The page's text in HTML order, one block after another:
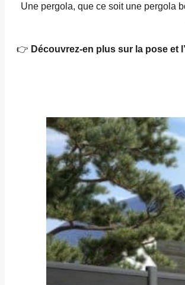
Une pergola, que ce soit une pergola
👉 Découvrez-en plus sur la pose et